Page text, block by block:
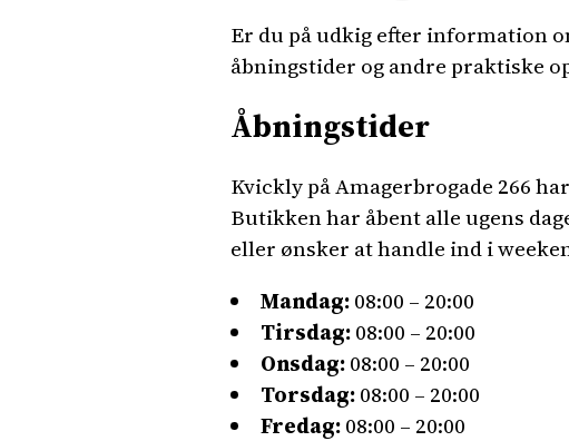
Er du på udkig efter information
åbningstider og andre praktiske
Åbningstider
Kvickly på Amagerbrogade 266
Butikken har åbent alle ugens
eller ønsker at handle ind i
Mandag:08:00 – 20:00
Tirsdag:08:00 – 20:00
Onsdag:08:00 – 20:00
Torsdag:08:00 – 20:00
Fredag:08:00 – 20:00